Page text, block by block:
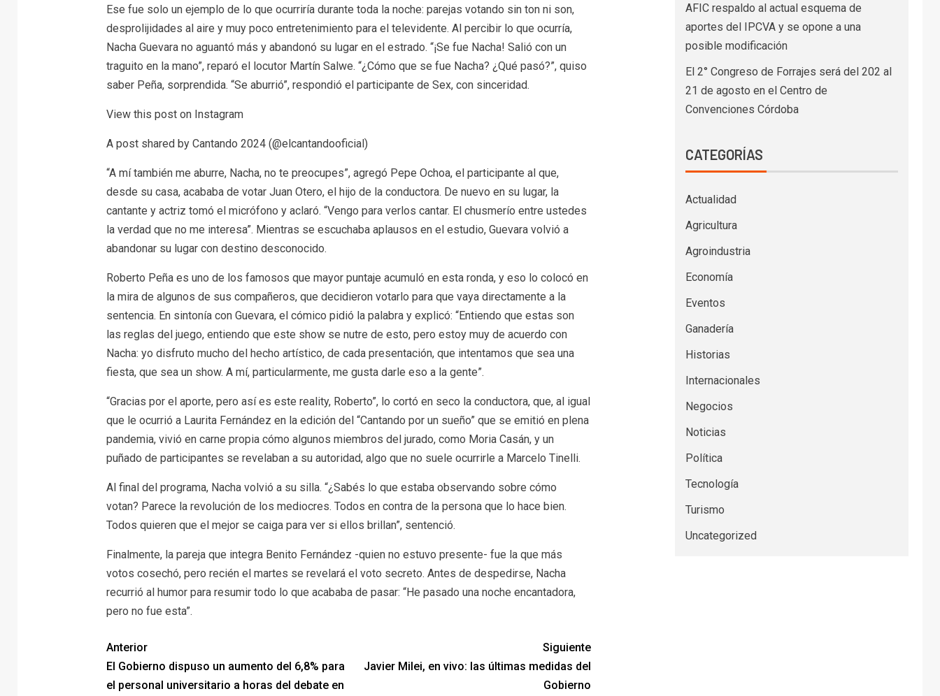
Ese fue solo un ejemplo de lo que ocurriría durante toda la noche: parejas votando sin ton ni son,
desprolijidades al aire y muy poco entretenimiento para el televidente. Al percibir lo que ocurría,
Nacha Guevara no aguantó más y abandonó su lugar en el estrado. “¡Se fue Nacha! Salió con un
traguito en la mano”, reparó el locutor Martín Salwe. “¿Cómo que se fue Nacha? ¿Qué pasó?”, quiso
saber Peña, sorprendida. “Se aburrió”, respondió el participante de Sex, con sinceridad.
View this post on Instagram
A post shared by Cantando 2024 (@elcantandooficial)
“A mí también me aburre, Nacha, no te preocupes”, agregó Pepe Ochoa, el participante al que,
desde su casa, acababa de votar Juan Otero, el hijo de la conductora. De nuevo en su lugar, la
cantante y actriz tomó el micrófono y aclaró. “Vengo para verlos cantar. El chusmerío entre ustedes
la verdad que no me interesa”. Mientras se escuchaba aplausos en el estudio, Guevara volvió a
abandonar su lugar con destino desconocido.
Roberto Peña es uno de los famosos que mayor puntaje acumuló en esta ronda, y eso lo colocó en
la mira de algunos de sus compañeros, que decidieron votarlo para que vaya directamente a la
sentencia. En sintonía con Guevara, el cómico pidió la palabra y explicó: “Entiendo que estas son
las reglas del juego, entiendo que este show se nutre de esto, pero estoy muy de acuerdo con
Nacha: yo disfruto mucho del hecho artístico, de cada presentación, que intentamos que sea una
fiesta, que sea un show. A mí, particularmente, me gusta darle eso a la gente”.
“Gracias por el aporte, pero así es este reality, Roberto”, lo cortó en seco la conductora, que, al igual
que le ocurrió a Laurita Fernández en la edición del “Cantando por un sueño” que se emitió en plena
pandemia, vivió en carne propia cómo algunos miembros del jurado, como Moria Casán, y un
puñado de participantes se revelaban a su autoridad, algo que no suele ocurrirle a Marcelo Tinelli.
Al final del programa, Nacha volvió a su silla. “¿Sabés lo que estaba observando sobre cómo
votan? Parece la revolución de los mediocres. Todos en contra de la persona que lo hace bien.
Todos quieren que el mejor se caiga para ver si ellos brillan”, sentenció.
Finalmente, la pareja que integra Benito Fernández -quien no estuvo presente- fue la que más
votos cosechó, pero recién el martes se revelará el voto secreto. Antes de despedirse, Nacha
recurrió al humor para resumir todo lo que acababa de pasar: “He pasado una noche encantadora,
pero no fue esta”.
Anterior
El Gobierno dispuso un aumento del 6,8% para
el personal universitario a horas del debate en
Siguiente
Javier Milei, en vivo: las últimas medidas del
Gobierno
AFIC respaldo al actual esquema de
aportes del IPCVA y se opone a una
posible modificación
El 2° Congreso de Forrajes será del 202 al
21 de agosto en el Centro de
Convenciones Córdoba
CATEGORÍAS
Actualidad
Agricultura
Agroindustria
Economía
Eventos
Ganadería
Historias
Internacionales
Negocios
Noticias
Política
Tecnología
Turismo
Uncategorized